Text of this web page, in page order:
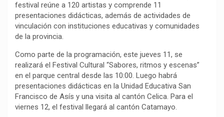
festival reúne a 120 artistas y comprende 11
presentaciones didácticas, además de actividades de
vinculación con instituciones educativas y comunidades
de la provincia.
Como parte de la programación, este jueves 11, se
realizará el Festival Cultural “Sabores, ritmos y escenas”
en el parque central desde las 10:00. Luego habrá
presentaciones didácticas en la Unidad Educativa San
Francisco de Asís y una visita al cantón Celica. Para el
viernes 12, el festival llegará al cantón Catamayo.